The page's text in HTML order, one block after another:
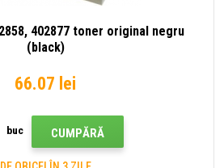
402877 toner original negru
(black)
66.07 lei
buc CUMPĂRĂ